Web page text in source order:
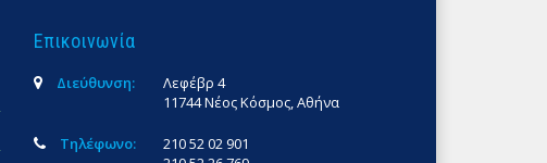
Επικοινωνία
Διεύθυνση:
Λεφέβρ 4
11744 Νέος Κόσμος, Αθήνα
Τηλέφωνο:
210 52 02 901